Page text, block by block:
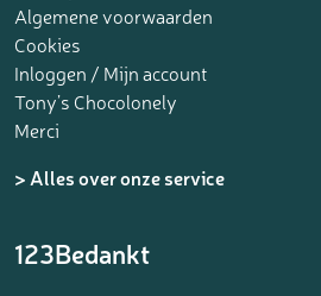
Algemene voorwaarden
Cookies
Inloggen / Mijn account
Tony’s Chocolonely
Merci
> Alles over onze service
123Bedankt